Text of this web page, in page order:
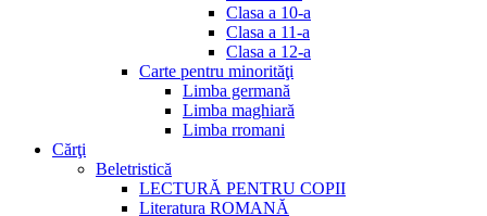
Clasa a 10-a
Clasa a 11-a
Clasa a 12-a
Carte pentru minorităţi
Limba germană
Limba maghiară
Limba rromani
Cărţi
Beletristică
LECTURĂ PENTRU COPII
Literatura ROMANĂ